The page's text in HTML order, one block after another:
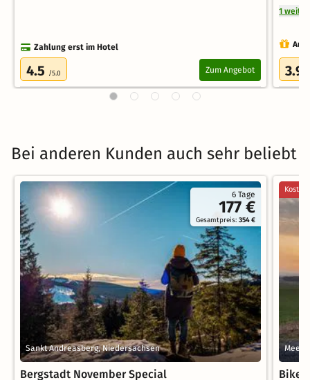
Zahlung erst im Hotel
4.5 /5.0 Zum Angebot
1
3.9
Bei anderen Kunden auch sehr beliebt
6 Tage
177 €
Gesamtpreis:354 €
Sankt Andreasberg, Niedersachsen
Bergstadt November Special Biker